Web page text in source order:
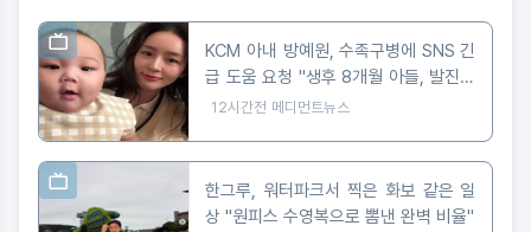
KCM 아내 방예원, 수족구병에 SNS 긴
급 도움 요청 "생후 8개월 아들, 발진에
마음 아파"
12시간전 메디먼트뉴스
한그루, 워터파크서 찍은 화보 같은 일
상 "원피스 수영복으로 뽐낸 완벽 비율"